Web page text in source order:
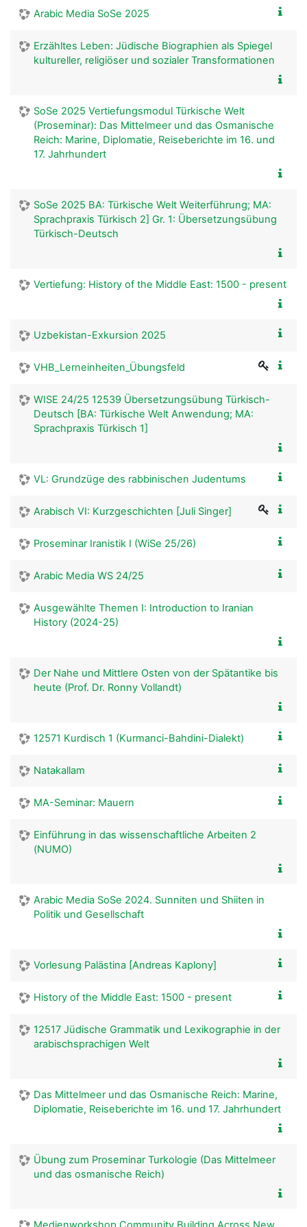
Arabic Media SoSe 2025
Erzähltes Leben: Jüdische Biographien als Spiegel
kultureller, religiöser und sozialer Transformationen
SoSe 2025 Vertiefungsmodul Türkische Welt
(Proseminar): Das Mittelmeer und das Osmanische
Reich: Marine, Diplomatie, Reiseberichte im 16. und
17. Jahrhundert
SoSe 2025 BA: Türkische Welt Weiterführung; MA:
Sprachpraxis Türkisch 2] Gr. 1: Übersetzungsübung
Türkisch-Deutsch
Vertiefung: History of the Middle East: 1500 - present
Uzbekistan-Exkursion 2025
VHB_Lerneinheiten_Übungsfeld
WISE 24/25 12539 Übersetzungsübung Türkisch-
Deutsch [BA: Türkische Welt Anwendung; MA:
Sprachpraxis Türkisch 1]
VL: Grundzüge des rabbinischen Judentums
Arabisch VI: Kurzgeschichten [Juli Singer]
Proseminar Iranistik I (WiSe 25/26)
Arabic Media WS 24/25
Ausgewählte Themen I: Introduction to Iranian
History (2024-25)
Der Nahe und Mittlere Osten von der Spätantike bis
heute (Prof. Dr. Ronny Vollandt)
12571 Kurdisch 1 (Kurmanci-Bahdini-Dialekt)
Natakallam
MA-Seminar: Mauern
Einführung in das wissenschaftliche Arbeiten 2
(NUMO)
Arabic Media SoSe 2024. Sunniten und Shiiten in
Politik und Gesellschaft
Vorlesung Palästina [Andreas Kaplony]
History of the Middle East: 1500 - present
12517 Jüdische Grammatik und Lexikographie in der
arabischsprachigen Welt
Das Mittelmeer und das Osmanische Reich: Marine,
Diplomatie, Reiseberichte im 16. und 17. Jahrhundert
Übung zum Proseminar Turkologie (Das Mittelmeer
und das osmanische Reich)